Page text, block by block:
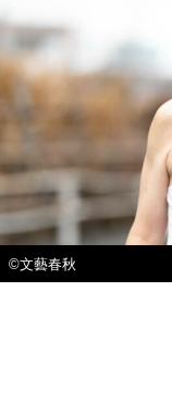
©︎文藝春秋